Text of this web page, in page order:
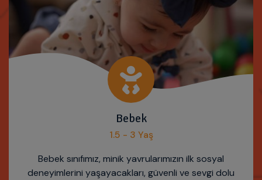
Bebek
1.5 - 3 Yaş
Bebek sınıfımız, minik yavrularımızın ilk sosyal
deneyimlerini yaşayacakları, güvenli ve sevgi dolu